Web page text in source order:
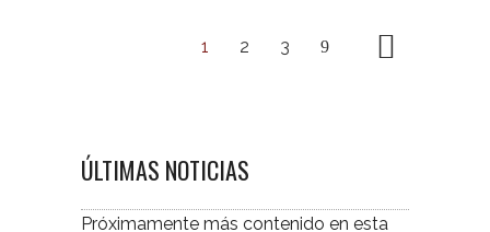
1 2 3
ÚLTIMAS NOTICIAS
Próximamente más contenido en esta